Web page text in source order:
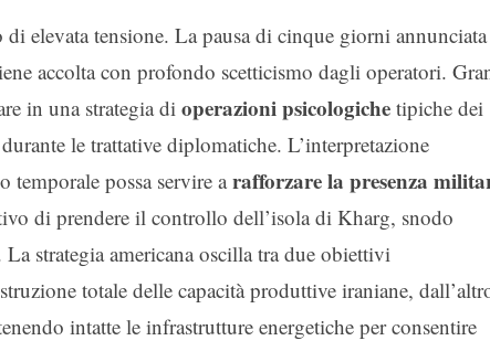
elevata tensione. La pausa di cinque giorni annunciata
accolta con profondo scetticismo dagli operatori.
in una strategia dioperazioni psicologiche tipiche dei
le trattative diplomatiche. L’interpretazione
temporale possa servire arafforzare la presenza
di prendere il controllo dell’isola di Kharg, snodo
strategia americana oscilla tra due obiettivi
totale delle capacità produttive iraniane,
intatte le infrastrutture energetiche per consentire